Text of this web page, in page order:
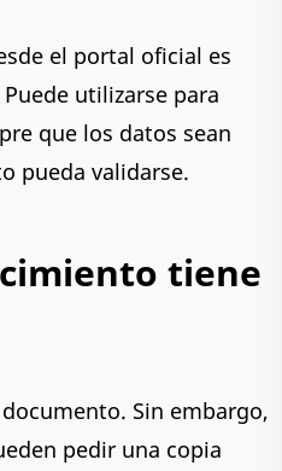
el portal oficial es
utilizarse para
que los datos sean
pueda validarse.
tiene
Sin embargo,
pedir una copia